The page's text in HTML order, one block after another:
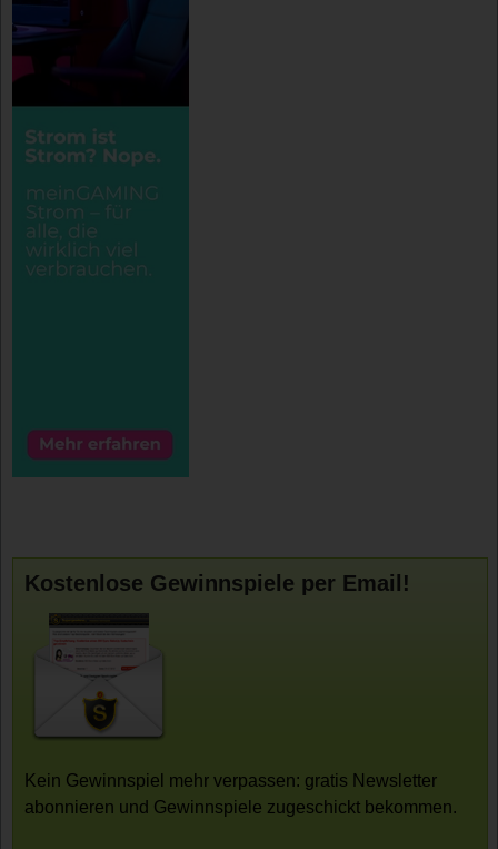
Kostenlose Gewinnspiele per Email!
Kein Gewinnspiel mehr verpassen: gratis Newsletter
abonnieren und Gewinnspiele zugeschickt bekommen.